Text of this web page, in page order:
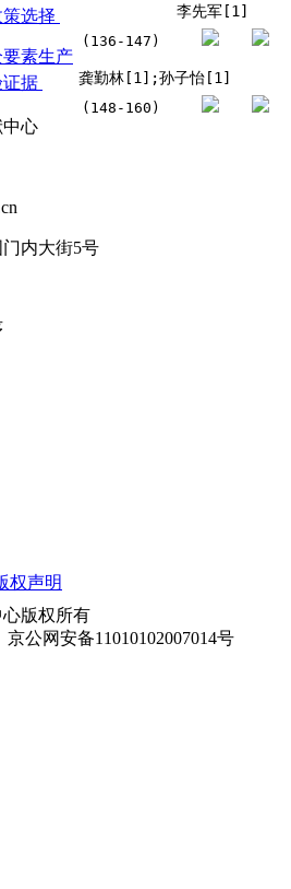
选择
李先军[1]
(136-147)
素生产
据
龚勤林[1];孙子怡[1]
(148-160)
内大街5号
权声明
版权所有
京公网安备11010102007014号